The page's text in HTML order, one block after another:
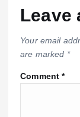
Leave
Your email
are marked *
Comment*